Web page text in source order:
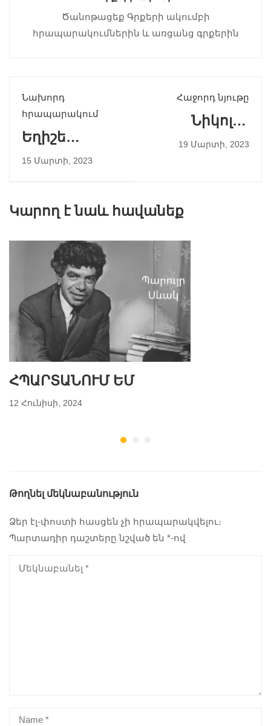
Ծանոթացեք Գրքերի ակումբի
հրապարակումներին և առցանց գրքերին
Նախորդ
հրապարակում
Եղիշե
Չարենց
15 Մարտի, 2023
Հաջորդ նյութը
Նիկոլայ
Գոգոլ
19 Մարտի, 2023
Կարող է նաև հավանեք
ՀՊԱՐՏԱՆՈՒՄ ԵՄ
12 Հունիսի, 2024
Թողնել մեկնաբանություն
Ձեր էլ-փոստի հասցեն չի հրապարակվելու։
Պարտադիր դաշտերը նշված են *-ով